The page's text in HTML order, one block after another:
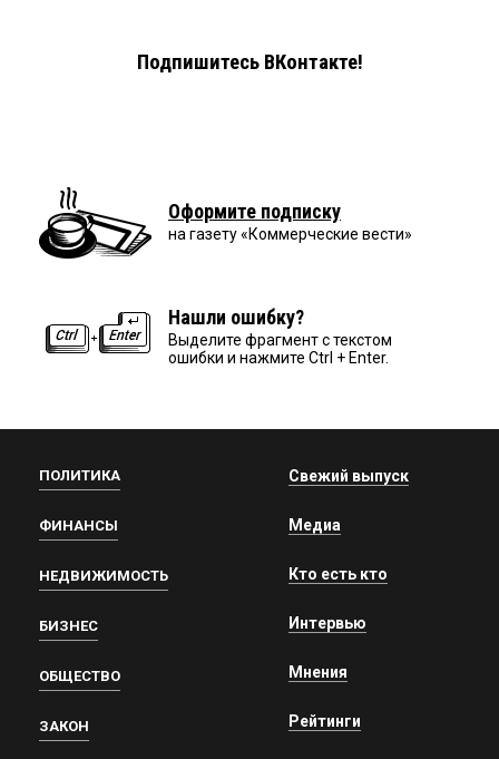
Подпишитесь ВКонтакте!
Оформите подписку
на газету «Коммерческие вести»
Нашли ошибку?
Выделите фрагмент с текстом
ошибки и нажмите Ctrl + Enter.
ПОЛИТИКА
ФИНАНСЫ
НЕДВИЖИМОСТЬ
БИЗНЕС
ОБЩЕСТВО
ЗАКОН
Свежий выпуск
Медиа
Кто есть кто
Интервью
Мнения
Рейтинги